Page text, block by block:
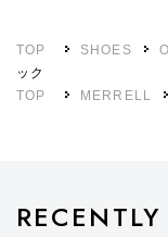
TOP SHOES
ック
TOP
MERRELL